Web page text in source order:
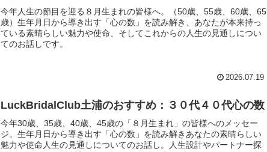
今年人生の節目を迎る８月生まれの皆様へ。（50歳、55歳、60歳、65
歳）生年月日から導き出す「心の数」を読み解き、あなたが本来持っ
ている素晴らしい魅力や使命、そしてこれからの人生の見通しについ
てのお話しです。
2026.07.19
LuckBridalClub土浦のおすすめ：３０代４０代心の数
今年30歳、35歳、40歳、45歳の「８月生まれ」の皆様へのメッセー
ジ。生年月日から導き出す「心の数」を読み解きあなたの素晴らしい
魅力や使命人生の見通しについてのお話し。人生設計やパートナー探